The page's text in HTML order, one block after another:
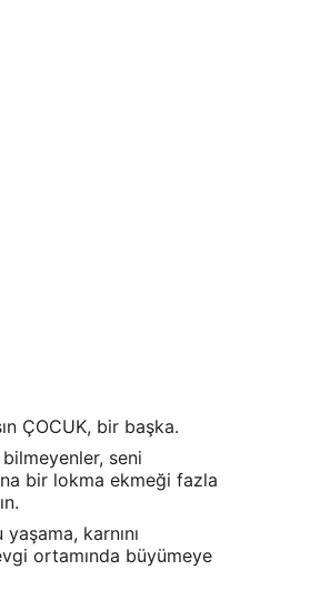
ÇOCUK, bir başka.
seni
bir lokma ekmeği fazla
karnını
ortamında büyümeye